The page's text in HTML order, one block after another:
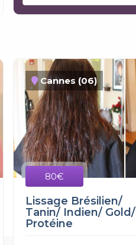
Cannes (06)
80€
Lissage Brésilien/
Tanin/ Indien/ Gold/
Protéine